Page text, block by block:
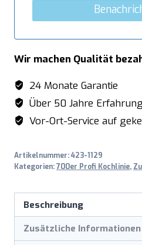
Wir machen Qualität
24 Monate Garantie
Über 50 Jahre
Vor-Ort-Service auf
Artikelnummer:423-1129
Kategorien:700er Profi Kochlinie,
Beschreibung
Zusätzliche Informationen